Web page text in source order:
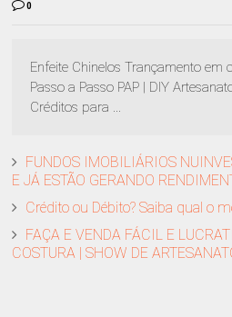
0
Enfeite Chinelos Trançamento em
Passo a Passo PAP | DIY
Créditos para ...
FUNDOS IMOBILIÁRIOS
E JÁ ESTÃO GERANDO
Crédito ou Débito? Saiba qual o
FAÇA E VENDA FÁCIL E
COSTURA | SHOW DE